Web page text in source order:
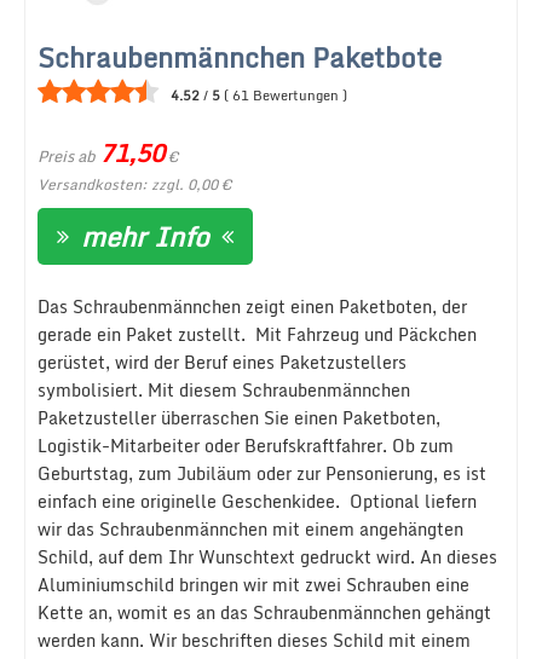
Schraubenmännchen Paketbote
4.52/ 5 ( 61 Bewertungen )
Preis ab 71,50€
Versandkosten: zzgl. 0,00 €
mehr Info
Das Schraubenmännchen zeigt einen Paketboten, der
gerade ein Paket zustellt. Mit Fahrzeug und Päckchen
gerüstet, wird der Beruf eines Paketzustellers
symbolisiert. Mit diesem Schraubenmännchen
Paketzusteller überraschen Sie einen Paketboten,
Logistik-Mitarbeiter oder Berufskraftfahrer. Ob zum
Geburtstag, zum Jubiläum oder zur Pensonierung, es ist
einfach eine originelle Geschenkidee. Optional liefern
wir das Schraubenmännchen mit einem angehängten
Schild, auf dem Ihr Wunschtext gedruckt wird. An dieses
Aluminiumschild bringen wir mit zwei Schrauben eine
Kette an, womit es an das Schraubenmännchen gehängt
werden kann. Wir beschriften dieses Schild mit einem